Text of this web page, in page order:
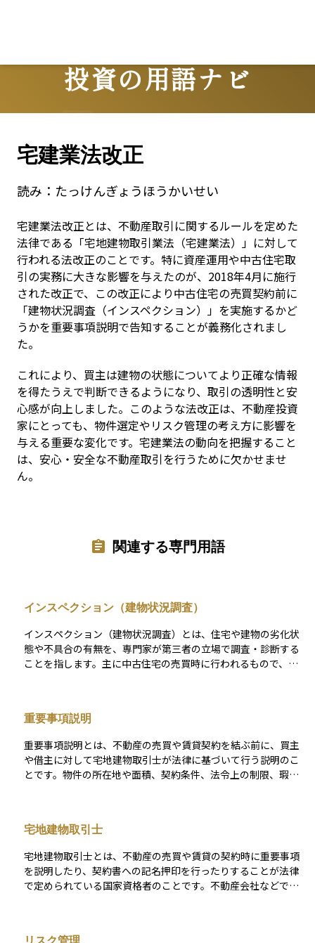
投資の用語ナビ
Terms
宅建業法改正
読み： たっけんぎょうほうかいせい
宅建業法改正とは、不動産取引に関するルールを定めた
法律である「宅地建物取引業法（宅建業法）」に対して
行われる法改正のことです。特に資産運用や中古住宅取
引の実務に大きな影響を与えたのが、2018年4月に施行
された改正で、この改正により中古住宅の売買契約前に
「建物状況調査（インスペクション）」を実施するかど
うかを重要事項説明で告知することが義務化されまし
た。
これにより、買主は建物の状態についてより正確な情報
を得たうえで判断できるようになり、取引の透明性と安
心感が向上しました。このような法改正は、不動産投資
家にとっても、物件選定やリスク管理の考え方に影響を
与える重要な変化です。宅建業法の動向を把握すること
は、安心・安全な不動産取引を行うために欠かせませ
ん。
関連する専門用語
インスペクション（建物状況調査）
インスペクション（建物状況調査）とは、住宅や建物の劣化状
態や不具合の有無を、専門家が第三者の立場で調査・診断する
ことを指します。主に中古住宅の売買時に行われるもので、屋
きます。また、インスペクションの結果は「インスペクション
報告書」としてまとめられ、中古住宅瑕疵保険への加入や住宅
ローン減税の条件にも関わることがあります。不動産投資にお
いては、想定外の修繕費や収益低下リスクを避けるために、信
頼性のあるインスペクションの実施が重要とされています。
重要事項説明
重要事項説明とは、不動産の売買や賃貸契約を結ぶ前に、買主
や借主に対して宅地建物取引士が法律に基づいて行う説明のこ
とです。物件の所在地や面積、契約条件、法令上の制限、瑕疵
せん。特に、不動産は高額な資産であり、契約後のトラブルを
防ぐためにも、この重要事項説明は非常に大切なプロセスで
す。資産運用として不動産を購入・賃貸する際にも、物件のリ
スクや権利関係を正しく理解するための基礎となります。
宅地建物取引士
宅地建物取引士とは、不動産の売買や賃貸の契約時に重要事項
を説明したり、契約書への記名押印を行ったりすることが法律
で定められている国家資格者のことです。不動産会社などで働